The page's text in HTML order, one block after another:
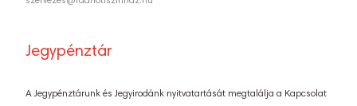
Jegypénztár
A Jegypénztárunk és Jegyirodánk nyitvatartását megtalálja a Kapcsolat